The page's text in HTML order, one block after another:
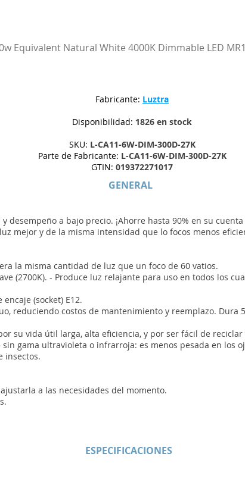
Equivalent Natural White 4000K Dimmable LED
Fabricante: Luztra
Disponibilidad: 1826 en stock
SKU: L-CA11-6W-DIM-300D-27K
Parte de Fabricante: L-CA11-6W-DIM-300D-27K
GTIN: 019372271017
GENERAL
desempeño a bajo precio. ¡Ahorre hasta 90% en su
mejor y de la misma intensidad que lo focos menos
la misma cantidad de luz que un foco de 60 vatios.
(2700K). - Produce luz relajante para uso en todos los
(socket) E12.
reduciendo costos de mantenimiento y reemplazo. Dura
su vida útil larga, alta eficiencia, y por ser fácil de
gama ultravioleta o infrarroja: es menos pesada en los
insectos.
a las necesidades del momento.
ESPECIFICACIONES